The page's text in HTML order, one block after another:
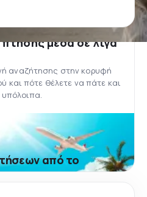
μέσα σε λίγα
αναζήτησης στην κορυφή
και πότε θέλετε να πάτε και
από το